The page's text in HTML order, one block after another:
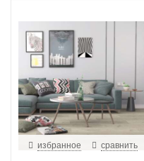
избранное сравнить